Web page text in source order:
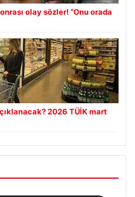
olay sözler! “Onu orada
2026 TÜİK mart